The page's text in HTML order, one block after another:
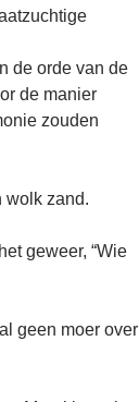
de orde van de
de manier
zouden
wolk zand.
geweer, “Wie
geen moer over